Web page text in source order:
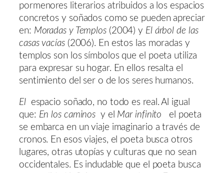
pormenores literarios atribuidos a los espacios
concretos y soñados como se pueden apreciar
en: Moradas y Templos(2004) y El árbol de las
casas vacías (2006). En estos las moradas y
templos son los símbolos que el poeta utiliza
para expresar su hogar. En ellos resalta el
sentimiento del ser o de los seres humanos.
El espacio soñado, no todo es real. Al igual
que: En los caminos y el Mar infinito el poeta
se embarca en un viaje imaginario a través de
cronos. En esos viajes, el poeta busca otros
lugares, otras utopías y culturas que no sean
occidentales. Es indudable que el poeta busca